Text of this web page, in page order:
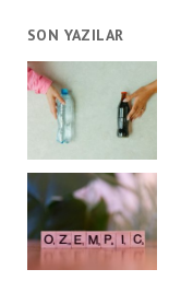
SON YAZILAR